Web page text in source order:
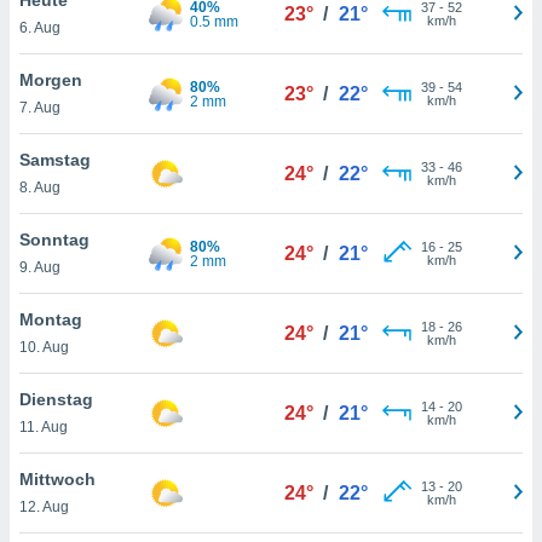
oder
Partner
es uns
das
der
Profil zu
Ihnen
finden
. Sie
jederzeit
Rand
6. Aug
40%
0.5 mm
23° / 21° 37- 52
km/h
Morgen
7. Aug
80%
2 mm
23° / 22° 39- 54
km/h
Samstag
8. Aug
24° / 22° 33- 46
km/h
Sonntag
9. Aug
80%
2 mm
24° / 21° 16- 25
km/h
Montag
10. Aug
24° / 21° 18- 26
km/h
Dienstag
11. Aug
24° / 21° 14- 20
km/h
Mittwoch
12. Aug
24° / 22° 13- 20
km/h